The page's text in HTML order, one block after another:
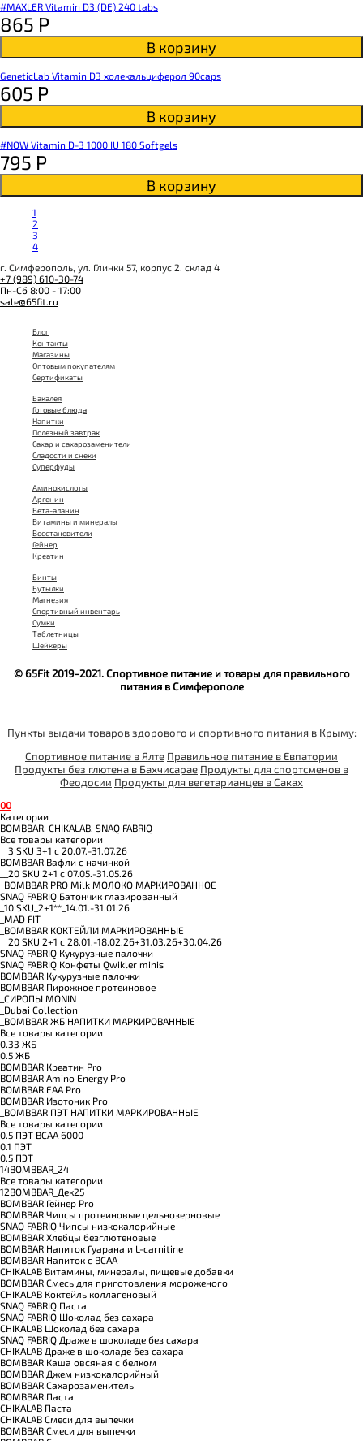
#MAXLER Vitamin D3 (DE) 240 tabs
865 Р
В корзину
GeneticLab Vitamin D3 холекальциферол 90caps
605 Р
В корзину
#NOW Vitamin D-3 1000 IU 180 Softgels
795 Р
В корзину
1
2
3
4
г. Симферополь, ул. Глинки 57, корпус 2, склад 4
+7 (989) 610-30-74
Пн-Сб 8:00 - 17:00
sale@65fit.ru
Блог
Контакты
Магазины
Оптовым покупателям
Сертификаты
Бакалея
Готовые блюда
Напитки
Полезный завтрак
Сахар и сахарозаменители
Сладости и снеки
Суперфуды
Аминокислоты
Аргенин
Бета-аланин
Витамины и минералы
Восстановители
Гейнер
Креатин
Бинты
Бутылки
Магнезия
Спортивный инвентарь
Сумки
Таблетницы
Шейкеры
© 65Fit 2019-2021. Спортивное питание и товары для правильного
питания в Симферополе
Пункты выдачи товаров здорового и спортивного питания в Крыму:
Спортивное питание в Ялте Правильное питание в Евпатории
Продукты без глютена в Бахчисарае Продукты для спортсменов в
Феодосии Продукты для вегетарианцев в Саках
00
Категории
BOMBBAR, CHIKALAB, SNAQ FABRIQ
Все товары категории
__3 SKU 3+1 с 20.07.-31.07.26
BOMBBAR Вафли с начинкой
__20 SKU 2+1 с 07.05.-31.05.26
_BOMBBAR PRO Milk МОЛОКО МАРКИРОВАННОЕ
SNAQ FABRIQ Батончик глазированный
_10 SKU_2+1**_14.01.-31.01.26
_MAD FIT
_BOMBBAR КОКТЕЙЛИ МАРКИРОВАННЫЕ
__20 SKU 2+1 с 28.01.-18.02.26+31.03.26+30.04.26
SNAQ FABRIQ Кукурузные палочки
SNAQ FABRIQ Конфеты Qwikler minis
BOMBBAR Кукурузные палочки
BOMBBAR Пирожное протеиновое
_CИРОПЫ MONIN
_Dubai Collection
_BOMBBAR ЖБ НАПИТКИ МАРКИРОВАННЫЕ
Все товары категории
0.33 ЖБ
0.5 ЖБ
BOMBBAR Креатин Pro
BOMBBAR Amino Energy Pro
BOMBBAR EAA Pro
BOMBBAR Изотоник Pro
_BOMBBAR ПЭТ НАПИТКИ МАРКИРОВАННЫЕ
Все товары категории
0.5 ПЭТ ВСАА 6000
0.1 ПЭТ
0.5 ПЭТ
14BOMBBAR_24
Все товары категории
12BOMBBAR_Дек25
BOMBBAR Гейнер Pro
BOMBBAR Чипсы протеиновые цельнозерновые
SNAQ FABRIQ Чипсы низкокалорийные
BOMBBAR Хлебцы безглютеновые
BOMBBAR Напиток Гуарана и L-carnitine
BOMBBAR Напиток с BCAA
CHIKALAB Витамины, минералы, пищевые добавки
BOMBBAR Смесь для приготовления мороженого
CHIKALAB Коктейль коллагеновый
SNAQ FABRIQ Паста
SNAQ FABRIQ Шоколад без сахара
CHIKALAB Шоколад без сахара
SNAQ FABRIQ Драже в шоколаде без сахара
CHIKALAB Драже в шоколаде без сахара
BOMBBAR Каша овсяная с белком
BOMBBAR Джем низкокалорийный
BOMBBAR Сахарозаменитель
BOMBBAR Паста
CHIKALAB Паста
CHIKALAB Смеси для выпечки
BOMBBAR Смеси для выпечки